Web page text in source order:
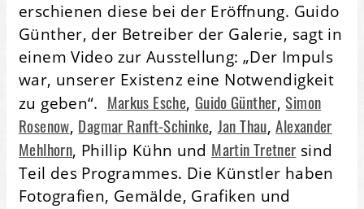
erschienen diese bei der Eröffnung. Guido
Günther, der Betreiber der Galerie, sagt in
einem Video zur Ausstellung: „Der Impuls
war, unserer Existenz eine Notwendigkeit
zu geben“. Markus Esche, Guido Günther,Simon
Rosenow, Dagmar Ranft-Schinke, Jan Thau,Alexander
Mehlhorn, Phillip Kühn und Martin Tretner sind
Teil des Programmes. Die Künstler haben
Fotografien, Gemälde, Grafiken und